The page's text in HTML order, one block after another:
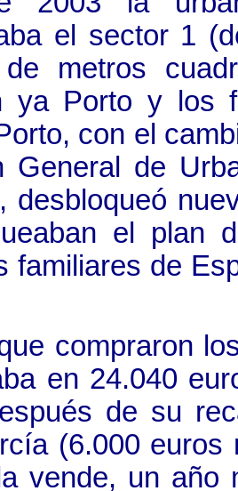
el sector 1
de metros
ya Porto y los
con el
General de
desbloqueó
el plan
familiares de
compraron
en 24.040
de su
(6.000
vende, un año